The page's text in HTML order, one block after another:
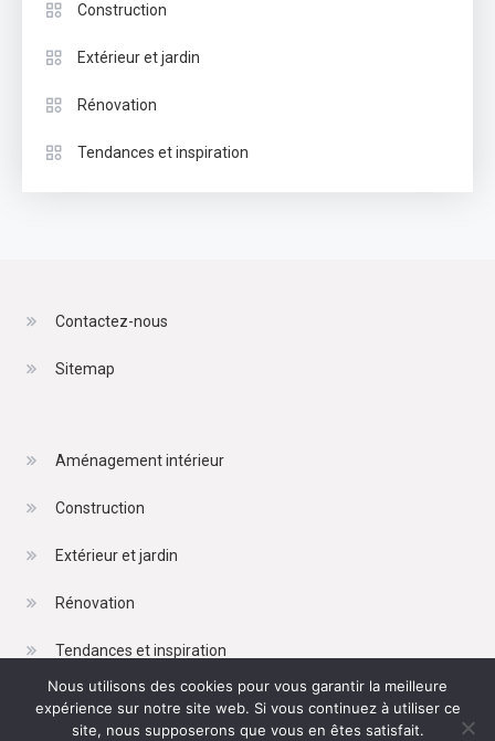
Construction
Extérieur et jardin
Rénovation
Tendances et inspiration
Contactez-nous
Sitemap
Aménagement intérieur
Construction
Extérieur et jardin
Rénovation
Tendances et inspiration
Nous utilisons des cookies pour vous garantir la meilleure
expérience sur notre site web. Si vous continuez à utiliser ce
site, nous supposerons que vous en êtes satisfait.